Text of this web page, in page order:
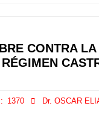
CONTRA LA
1370
Dr. OSCAR